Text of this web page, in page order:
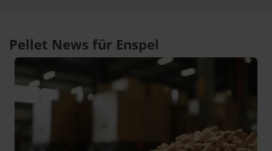
Pellet News für Enspel